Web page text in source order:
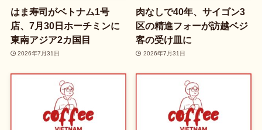
はま寿司がベトナム1号
店、7月30日ホーチミンに
東南アジア2カ国目
2026年7月31日
肉なしで40年、サイゴン3
区の精進フォーが訪越ベジ
客の受け皿に
2026年7月31日